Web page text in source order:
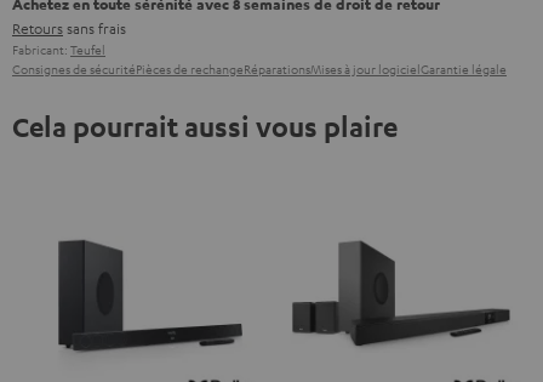
Retourssans frais
Fabricant: Teufel
Consignes de sécuritéPièces de rechangeRéparationsMises à jour logicielGarantie légale
Cela pourrait aussi vous plaire